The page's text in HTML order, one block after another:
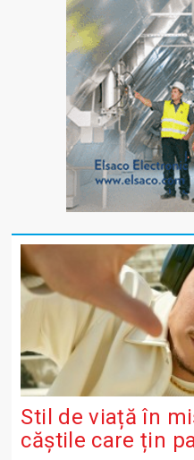
Stil de viață în
căștile care țin